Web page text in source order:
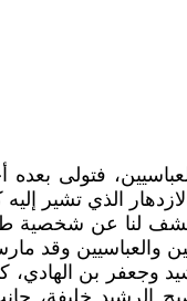
الذي تشير
تكشف لنا عن
والعباسيين وقد
بن الهادي،